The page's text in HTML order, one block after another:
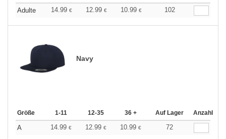
Adulte 14.99 € 12.99 € 10.99 € 102
Navy
Größe 1-11 12-35 36 + Auf Lager Anzahl
A 14.99 € 12.99 € 10.99 € 72